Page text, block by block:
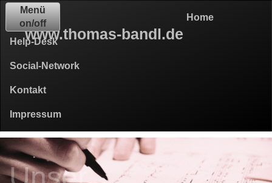
www.thomas-bandl.de
Home
Help-Desk
Social-Network
Kontakt
Impressum
Menü
on/off